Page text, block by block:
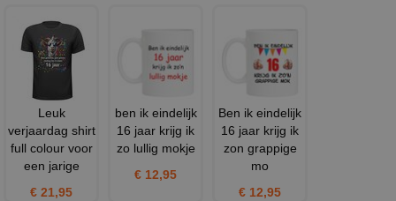
Leuk
verjaardag shirt
full colour voor
een jarige
€ 21,95
ben ik eindelijk
16 jaar krijg ik
zo lullig mokje
€ 12,95
Ben ik eindelijk
16 jaar krijg ik
zon grappige
mo
€ 12,95